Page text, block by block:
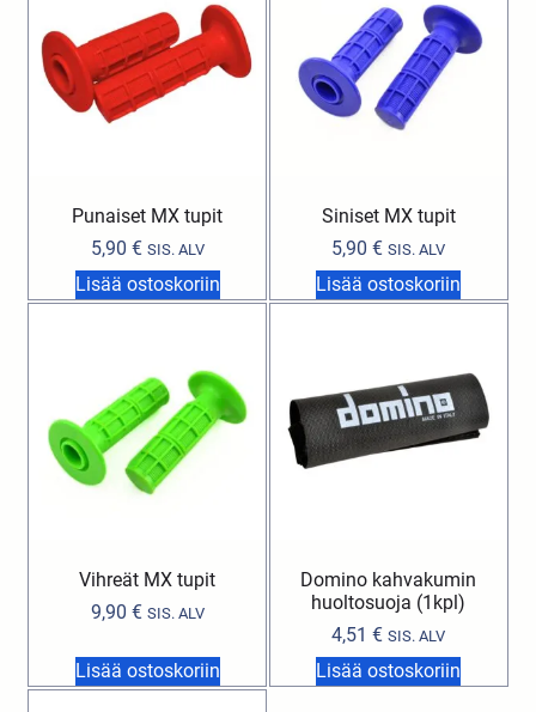
Punaiset MX tupit
5,90 € SIS. ALV
Lisää ostoskoriin
Siniset MX tupit
5,90€ SIS. ALV
Lisää ostoskoriin
Vihreät MX tupit
9,90 € SIS. ALV
Lisää ostoskoriin
Domino kahvakumin
huoltosuoja (1kpl)
4,51€ SIS. ALV
Lisää ostoskoriin